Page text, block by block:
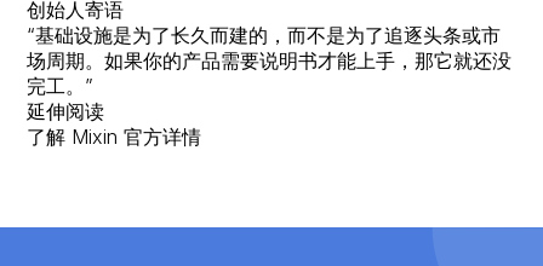
创始人寄语
“基础设施是为了长久而建的，而不是为了追逐头条或市
场周期。如果你的产品需要说明书才能上手，那它就还没
完工。”
延伸阅读
了解 Mixin 官方详情